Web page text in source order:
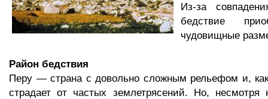
Из-за
бедствие
чудовищные
Район бедствия
Перу — страна с довольно сложным рельефом и,
страдает от частых землетрясений. Но, несмотря